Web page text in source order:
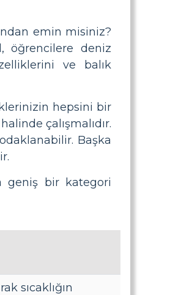
emin misiniz?
öğrencilere deniz
ve balık
hepsini bir
çalışmalıdır.
Başka
geniş bir kategori
sıcaklığın